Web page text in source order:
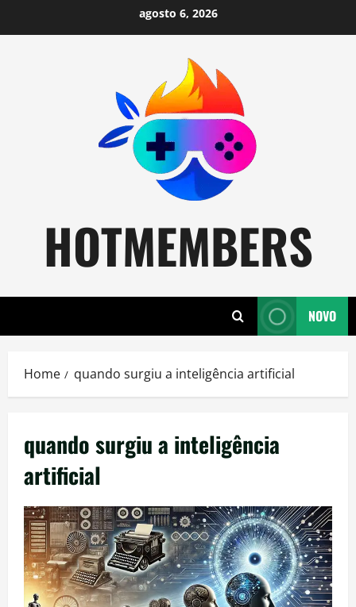
to
agosto 6, 2026
HOTMEMBERS
NOVO
Home quando surgiu a inteligência artificial
quando surgiu a inteligência
artificial